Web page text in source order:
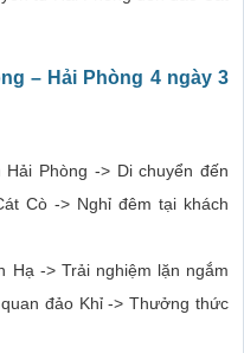
– Hải Phòng 4 ngày 3
Hải Phòng -> Di chuyển đến
Cò -> Nghỉ đêm tại khách
Hạ -> Trải nghiệm lặn ngắm
đảo Khỉ -> Thưởng thức